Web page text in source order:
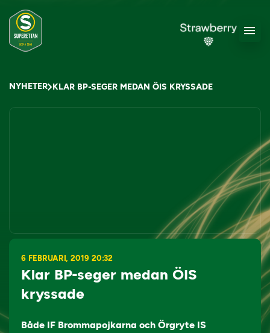
NYHETER KLAR BP-SEGER MEDAN ÖIS KRYSSADE
6 FEBRUARI, 2019 20:32
Klar BP-seger medan ÖIS
kryssade
Både IF Brommapojkarna och Örgryte IS